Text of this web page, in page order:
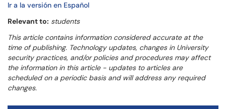
Ir a la versión en Español
Relevant to: students
This article contains information considered accurate at the
time of publishing. Technology updates, changes in University
security practices, and/or policies and procedures may affect
the information in this article - updates to articles are
scheduled on a periodic basis and will address any required
changes.